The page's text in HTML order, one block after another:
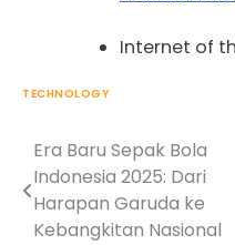
Internet of
TECHNOLOGY
Post
navigation
Era Baru Sepak Bola
Indonesia 2025: Dari
Harapan Garuda ke
Kebangkitan Nasional